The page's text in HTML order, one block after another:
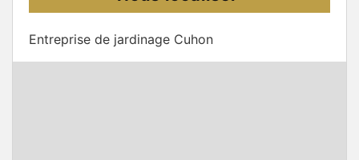
Entreprise de jardinage Cuhon